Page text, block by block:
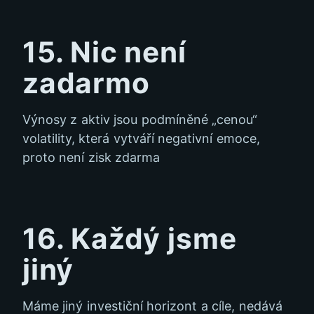
15. Nic není
zadarmo
Výnosy z aktiv jsou podmíněné „cenou“
volatility, která vytváří negativní emoce,
proto není zisk zdarma
16. Každý jsme
jiný
Máme jiný investiční horizont a cíle, nedává